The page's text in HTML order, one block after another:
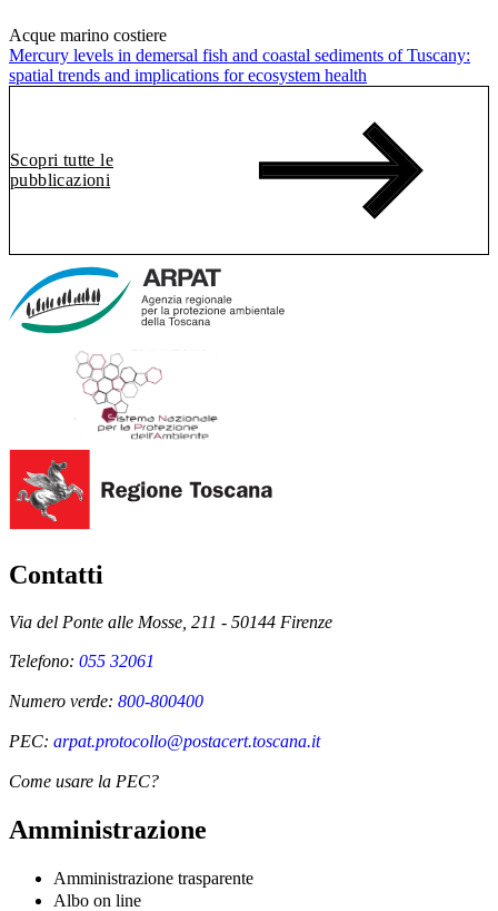
Acque marino costiere
Mercury levels in demersal fish and coastal sediments of Tuscany:
spatial trends and implications for ecosystem health
Scopri tutte le
pubblicazioni
Contatti
Via del Ponte alle Mosse, 211 - 50144 Firenze
Telefono: 055 32061
Numero verde: 800-800400
PEC: arpat.protocollo@postacert.toscana.it
Come usare la PEC?
Amministrazione
Amministrazione trasparente
Albo on line